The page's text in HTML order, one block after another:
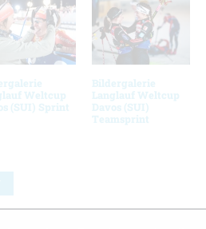
Weltcup
(SUI) Sprint
Bildergalerie
Langlauf Weltcup
Davos (SUI)
Teamsprint